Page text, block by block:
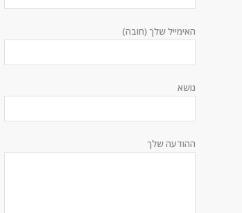
האימייל שלך (חובה)
נושא
ההודעה שלך